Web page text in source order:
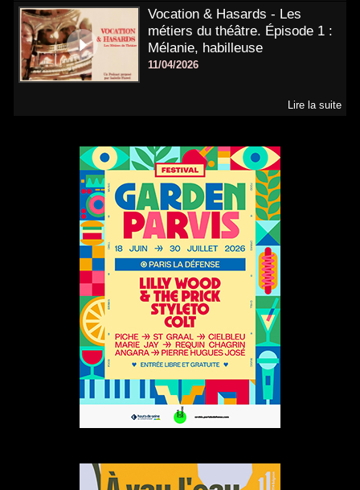
Vocation & Hasards - Les
métiers du théâtre. Épisode 1 :
Mélanie, habilleuse
11/04/2026
Lire la suite